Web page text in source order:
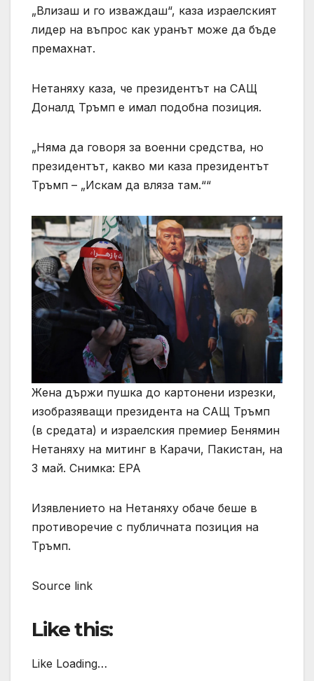
„Влизаш и го изваждаш“, каза израелският
лидер на въпрос как уранът може да бъде
премахнат.
Нетаняху каза, че президентът на САЩ
Доналд Тръмп е имал подобна позиция.
„Няма да говоря за военни средства, но
президентът, какво ми каза президентът
Тръмп – „Искам да вляза там.““
Жена държи пушка до картонени изрезки,
изобразяващи президента на САЩ Тръмп
(в средата) и израелския премиер Бенямин
Нетаняху на митинг в Карачи, Пакистан, на
3 май. Снимка: EPA
Изявлението на Нетаняху обаче беше в
противоречие с публичната позиция на
Тръмп.
Source link
Like this:
Like Loading…